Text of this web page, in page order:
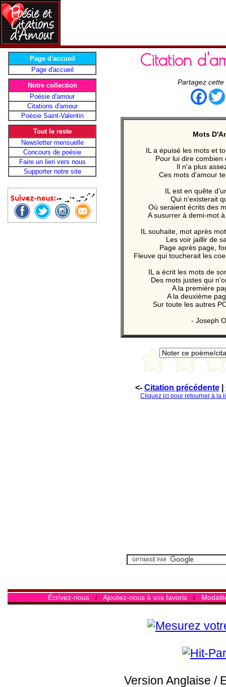
Page d'accueil
Page d'accueil
Notre collection
Poésie d'amour
Citations d'amour
Poésie Saint-Valentin
Tout le reste
Newsletter mensuelle
Concours de poésie
Faire un lien vers nous
Supporter notre site
Citation
Partagez
Mots
IL a épuisé les mots et
Pour lui dire combien
Il n'a plus
Ces mots d'amour
IL est en quête
Qui n'existerait
Où seraient écrits des
A susurrer à demi-mot
IL souhaite, mot après
Les voir jaillir de
Page après page,
Fleuve qui toucherait les
IL a écrit les mots de
Des mots justes qui
A la première
A la deuxième
Sur toute les autres
- Joseph
<- Citation précédente|
Cliquez ici pour retourner à la
Écrivez-nous/ Ajoutez-nous à vos favoris/
Version Anglaise /